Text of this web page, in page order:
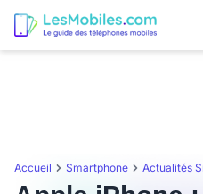
Accueil Smartphone Actualités